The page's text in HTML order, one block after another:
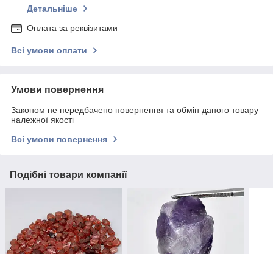
Детальніше
Оплата за реквізитами
Всі умови оплати
Умови повернення
Законом не передбачено повернення та обмін даного товару
належної якості
Всі умови повернення
Подібні товари компанії